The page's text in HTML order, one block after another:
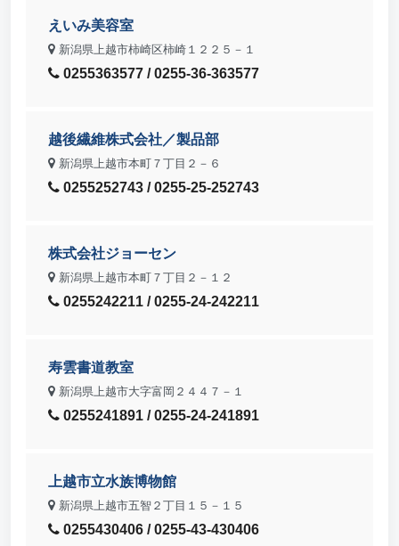
えいみ美容室
新潟県上越市柿崎区柿崎１２２５－１
0255363577 / 0255-36-363577
越後繊維株式会社／製品部
新潟県上越市本町７丁目２－６
0255252743 / 0255-25-252743
株式会社ジョーセン
新潟県上越市本町７丁目２－１２
0255242211 / 0255-24-242211
寿雲書道教室
新潟県上越市大字富岡２４４７－１
0255241891 / 0255-24-241891
上越市立水族博物館
新潟県上越市五智２丁目１５－１５
0255430406 / 0255-43-430406